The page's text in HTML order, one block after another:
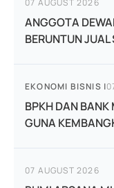
07 AUGUST 2026
ANGGOTA
BERUNTUN
EKONOMI BISNIS |
BPKH DAN BANK
GUNA
07 AUGUST 2026